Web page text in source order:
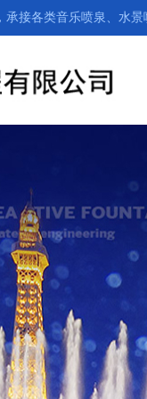
接各类音乐喷泉、水